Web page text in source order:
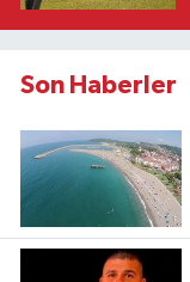
Son Haberler